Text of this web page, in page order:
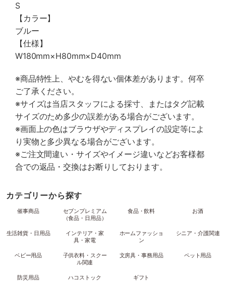
S
【カラー】
ブルー
【仕様】
W180mm×H80mm×D40mm
※商品特性上、やむを得ない個体差があります。何卒
ご了承ください。
※サイズは当店スタッフによる採寸、またはタグ記載
サイズのため多少の誤差がある場合がございます。
※画面上の色はブラウザやディスプレイの設定等によ
り実物と多少異なる場合がございます。
※ご注文間違い・サイズやイメージ違いなどお客様都
合での返品・交換はお断りしております。
カテゴリーから探す
催事商品
セブンプレミアム
（食品・日用品）
食品・飲料 お酒
生活雑貨・日用品
インテリア・家
具・家電
ホームファッショ
ン
シニア・介護関連
ベビー用品
子供衣料・スクー
ル関連
文房具・事務用品 ペット用品
防災用品 ハコストック ギフト